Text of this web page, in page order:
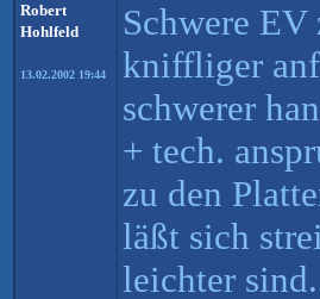
Robert
Hohlfeld
13.02.2002 19:44
Schwere
kniffliger
schwerer
+ tech.
zu den
läßt sich
leichter